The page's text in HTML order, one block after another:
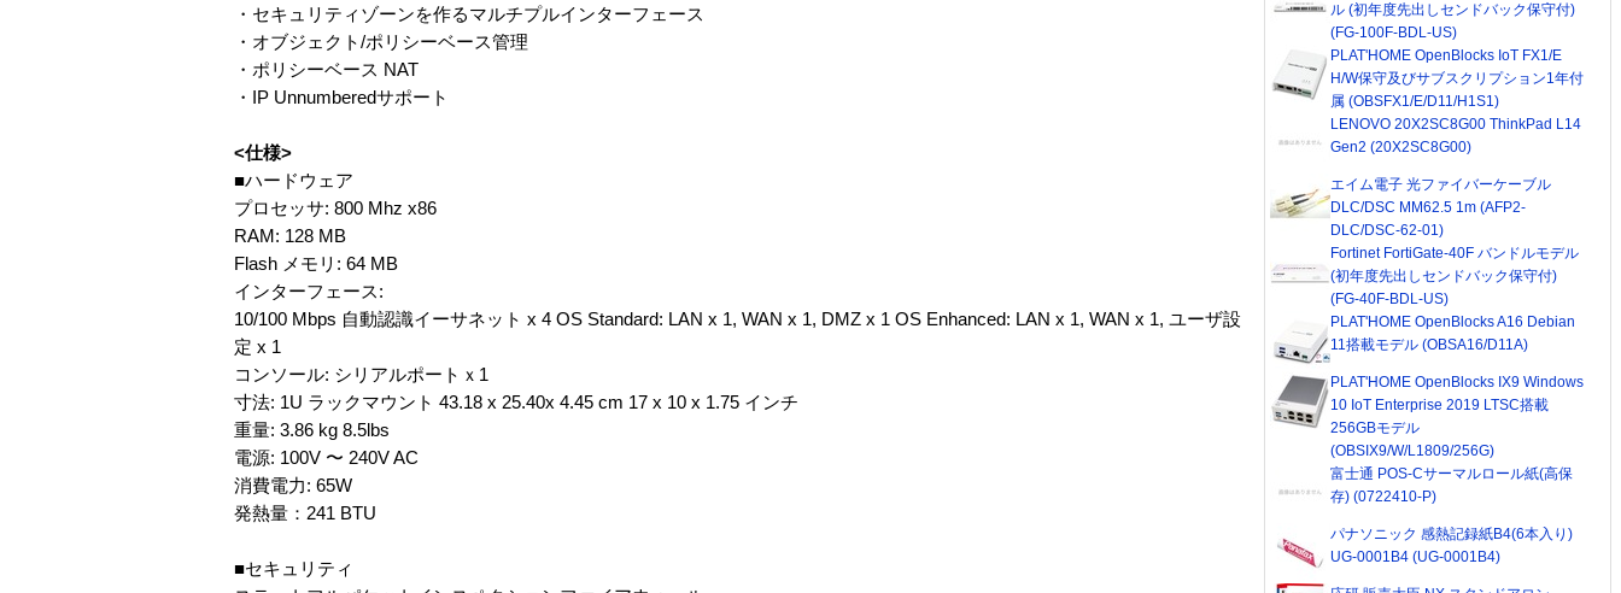
・セキュリティゾーンを作るマルチプルインターフェース
・オブジェクト/ポリシーベース管理
・ポリシーベース NAT
・IP Unnumberedサポート
<仕様>
■ハードウェア
プロセッサ: 800 Mhz x86
RAM: 128 MB
Flash メモリ: 64 MB
インターフェース:
10/100 Mbps 自動認識イーサネット x 4 OS Standard: LAN x 1, WAN x 1, DMZ x 1 OS Enhanced: LAN x 1, WAN x 1, ユーザ設
定 x 1
コンソール: シリアルポートｘ1
寸法: 1U ラックマウント 43.18 x 25.40x 4.45 cm 17 x 10 x 1.75 インチ
重量: 3.86 kg 8.5lbs
電源: 100V 〜 240V AC
消費電力: 65W
発熱量：241 BTU
■セキュリティ
ル (初年度先出しセンドバック保守付)
(FG-100F-BDL-US)
PLAT'HOME OpenBlocks IoT FX1/E
H/W保守及びサブスクリプション1年付
属 (OBSFX1/E/D11/H1S1)
LENOVO 20X2SC8G00 ThinkPad L14
Gen2 (20X2SC8G00)
エイム電子 光ファイバーケーブル
DLC/DSC MM62.5 1m (AFP2-
DLC/DSC-62-01)
Fortinet FortiGate-40F バンドルモデル
(初年度先出しセンドバック保守付)
(FG-40F-BDL-US)
PLAT'HOME OpenBlocks A16 Debian
11搭載モデル (OBSA16/D11A)
PLAT'HOME OpenBlocks IX9 Windows
10 IoT Enterprise 2019 LTSC搭載
256GBモデル
(OBSIX9/W/L1809/256G)
富士通 POS-Cサーマルロール紙(高保
存) (0722410-P)
パナソニック 感熱記録紙B4(6本入り)
UG-0001B4 (UG-0001B4)